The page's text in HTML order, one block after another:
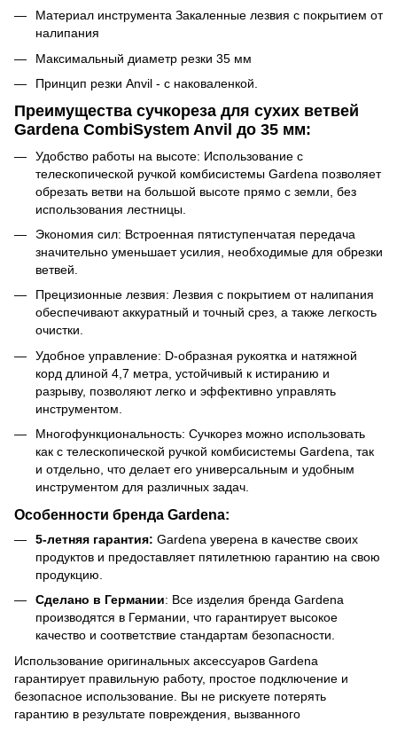
Материал инструмента Закаленные лезвия с покрытием от
налипания
Максимальный диаметр резки 35 мм
Принцип резки Anvil - с наковаленкой.
Преимущества сучкореза для сухих ветвей
Gardena CombiSystem Anvil до 35 мм:
Удобство работы на высоте: Использование с
телескопической ручкой комбисистемы Gardena позволяет
обрезать ветви на большой высоте прямо с земли, без
использования лестницы.
Экономия сил: Встроенная пятиступенчатая передача
значительно уменьшает усилия, необходимые для обрезки
ветвей.
Прецизионные лезвия: Лезвия с покрытием от налипания
обеспечивают аккуратный и точный срез, а также легкость
очистки.
Удобное управление: D-образная рукоятка и натяжной
корд длиной 4,7 метра, устойчивый к истиранию и
разрыву, позволяют легко и эффективно управлять
инструментом.
Многофункциональность: Сучкорез можно использовать
как с телескопической ручкой комбисистемы Gardena, так
и отдельно, что делает его универсальным и удобным
инструментом для различных задач.
Особенности бренда Gardena:
5-летняя гарантия: Gardena уверена в качестве своих
продуктов и предоставляет пятилетнюю гарантию на свою
продукцию.
Сделано в Германии: Все изделия бренда Gardena
производятся в Германии, что гарантирует высокое
качество и соответствие стандартам безопасности.
Использование оригинальных аксессуаров Gardena
гарантирует правильную работу, простое подключение и
безопасное использование. Вы не рискуете потерять
гарантию в результате повреждения, вызванного